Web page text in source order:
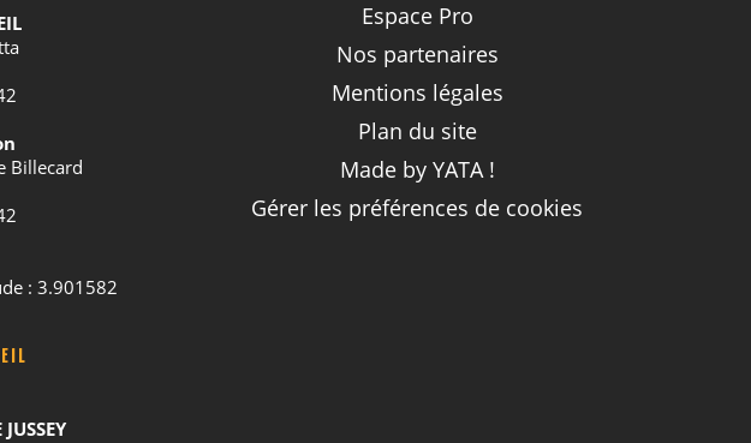
Billecard
: 3.901582
Espace Pro
Nos partenaires
Mentions légales
Plan du site
Made by YATA !
Gérer les préférences de cookies